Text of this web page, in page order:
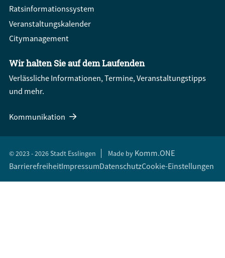
Ratsinformationssystem
Veranstaltungskalender
Citymanagement
Wir halten Sie auf dem Laufenden
Verlässliche Informationen, Termine, Veranstaltungstipps
und mehr.
Kommunikation
© 2023 - 2026 Stadt Esslingen Made by Komm.ONE
BarrierefreiheitImpressumDatenschutzCookie-Einstellungen